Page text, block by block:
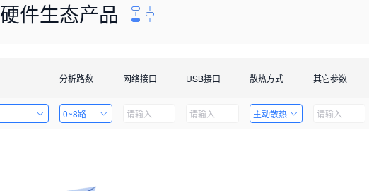
硬件生态产品
分析路数 网络接口 USB接口 散热方式 其它参数
0~8路 主动散热